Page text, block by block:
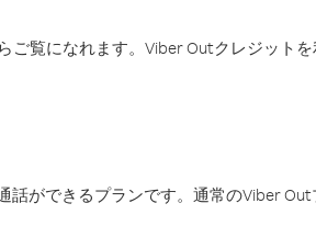
覧になれます。Viber Outクレジット
ができるプランです。通常のViber